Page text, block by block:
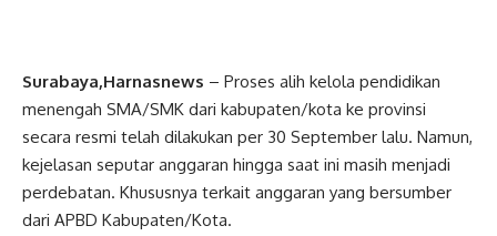
Surabaya,Harnasnews – Proses alih kelola pendidikan
menengah SMA/SMK dari kabupaten/kota ke provinsi
secara resmi telah dilakukan per 30 September lalu. Namun,
kejelasan seputar anggaran hingga saat ini masih menjadi
perdebatan. Khususnya terkait anggaran yang bersumber
dari APBD Kabupaten/Kota.